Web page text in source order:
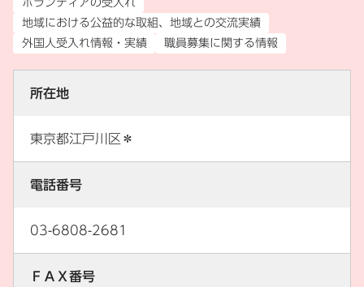
ボランティアの受入れ
地域における公益的な取組、地域との交流実績
外国人受入れ情報・実績
職員募集に関する情報
所在地
東京都江戸川区＊
電話番号
03-6808-2681
ＦＡＸ番号